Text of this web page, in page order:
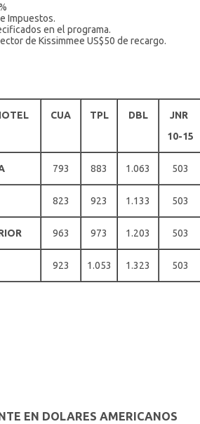
Impuestos.
en el programa.
de Kissimmee US$50 de recargo.
CUA TPL DBL
JNR
10-15
793 883 1.063 503
823 923 1.133 503
963 973 1.203 503
923 1.053 1.323 503
EN DOLARES AMERICANOS